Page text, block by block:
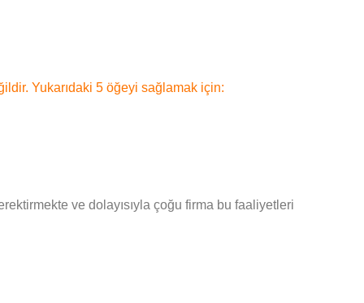
Yukarıdaki 5 öğeyi sağlamak için:
ve dolayısıyla çoğu firma bu faaliyetleri